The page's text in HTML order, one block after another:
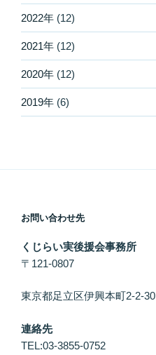
2022年 (12)
2021年 (12)
2020年 (12)
2019年 (6)
お問い合わせ先
くじらい実後援会事務所
〒121-0807
東京都足立区伊興本町2-2-30
連絡先
TEL:03-3855-0752